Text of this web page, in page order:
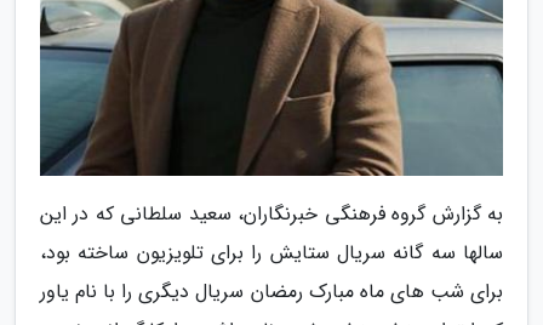
به گزارش گروه فرهنگی خبرنگاران، سعید سلطانی که در این
سالها سه گانه سریال ستایش را برای تلویزیون ساخته بود،
برای شب های ماه مبارک رمضان سریال دیگری را با نام یاور